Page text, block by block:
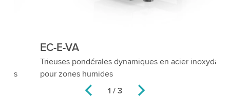
2 / 3
EC-E-VA
Trieuses pondérales dynamiques en acier inoxydable
pour zones humides